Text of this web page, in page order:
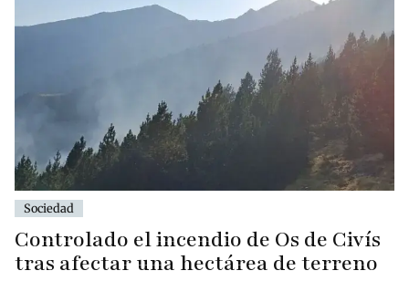
Sociedad
Controlado el incendio de Os de Civís
tras afectar una hectárea de terreno